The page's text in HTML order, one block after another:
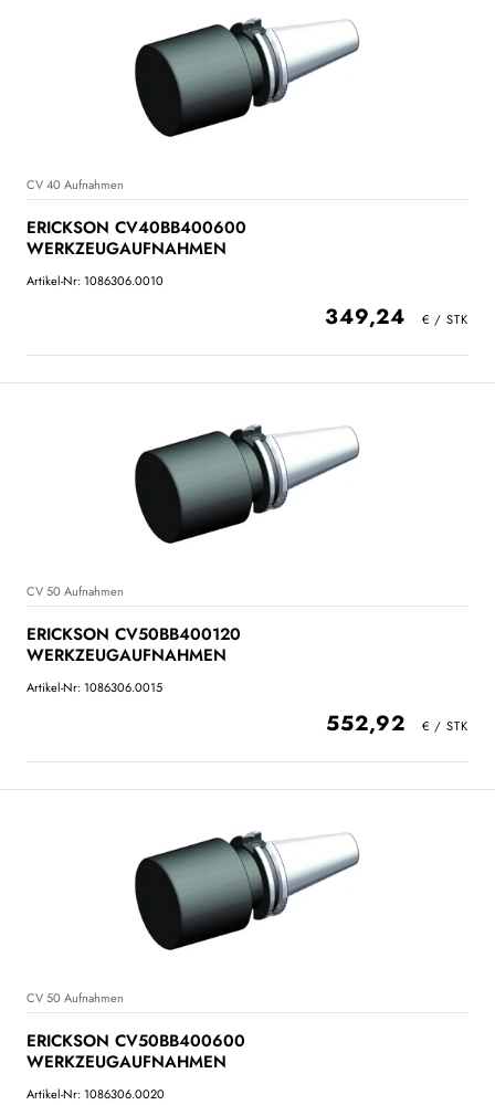
CV 40 Aufnahmen
ERICKSON CV40BB400600
WERKZEUGAUFNAHMEN
Artikel-Nr: 1086306.0010
349,24
CV 50 Aufnahmen
ERICKSON CV50BB400120
WERKZEUGAUFNAHMEN
Artikel-Nr: 1086306.0015
552,92
CV 50 Aufnahmen
ERICKSON CV50BB400600
WERKZEUGAUFNAHMEN
Artikel-Nr: 1086306.0020